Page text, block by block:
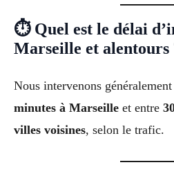
⏱ Quel est le délai
Marseille et alentours
Nous intervenons
minutes à Marseille et entre
villes voisines, selon le trafic.